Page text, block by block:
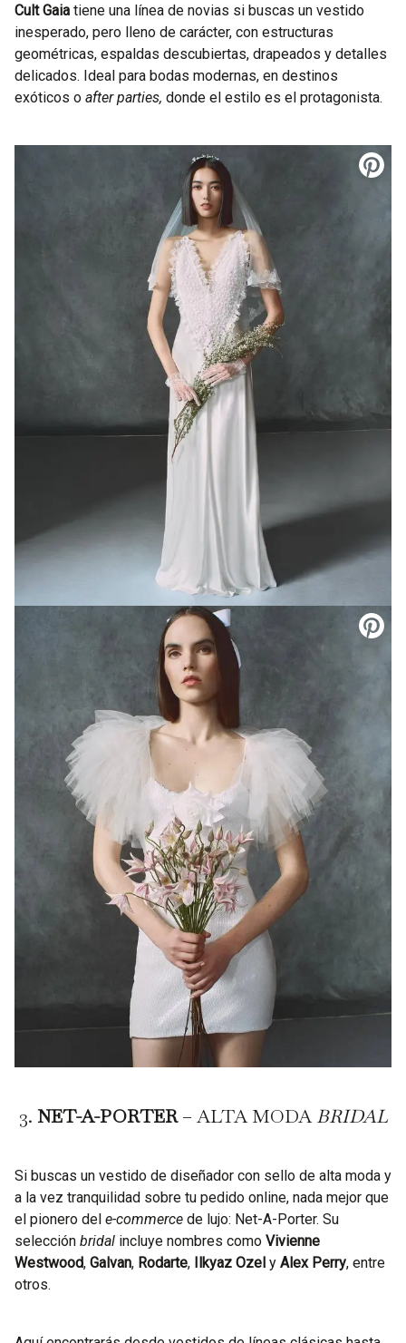
Cult Gaia tiene una línea de novias si buscas un vestido
inesperado, pero lleno de carácter, con estructuras
geométricas, espaldas descubiertas, drapeados y detalles
delicados. Ideal para bodas modernas, en destinos
exóticos o after parties, donde el estilo es el protagonista.
3. NET-A-PORTER– ALTA MODABRIDAL
Si buscas un vestido de diseñador con sello de alta moda y
a la vez tranquilidad sobre tu pedido online, nada mejor que
el pionero del e-commerce de lujo: Net-A-Porter. Su
selección bridal incluye nombres como Vivienne
Westwood, Galvan, Rodarte, Ilkyaz Ozel y Alex Perry, entre
otros.